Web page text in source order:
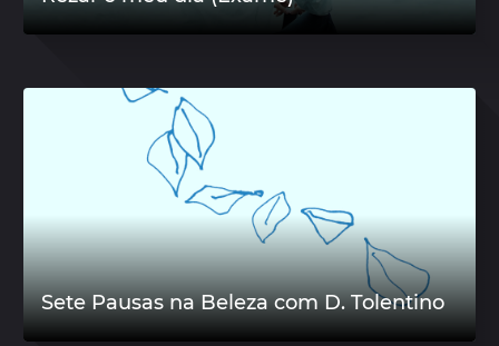
Sete Pausas na Beleza com D. Tolentino